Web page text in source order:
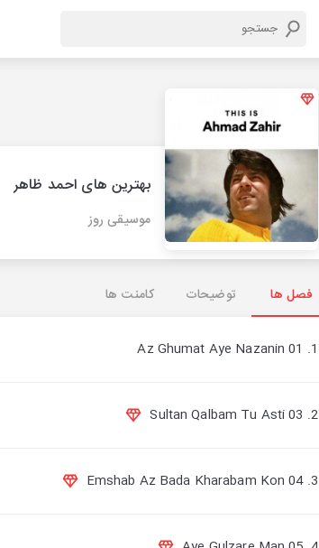
بهترین های احمد ظاهر
موسیقی روز
فصل ها توضیحات کامنت ها
1. 01 Az Ghumat Aye Nazanin
2. 03 Sultan Qalbam Tu Asti
3. 04 Emshab Az Bada Kharabam Kon